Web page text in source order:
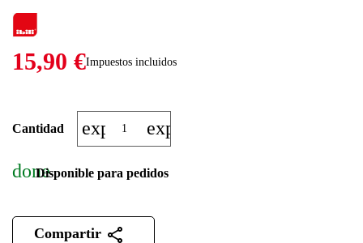
15,90 €Impuestos incluidos
Cantidad expand_moreexpand_less
doneDisponible para pedidos
Compartir